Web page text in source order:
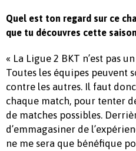
Quel est ton regard sur ce
que tu découvres cette
« La Ligue 2 BKT n’est pas
Toutes les équipes peuvent
contre les autres. Il faut
chaque match, pour tenter
de matches possibles.
d’emmagasiner de
ne me sera que bénéfique